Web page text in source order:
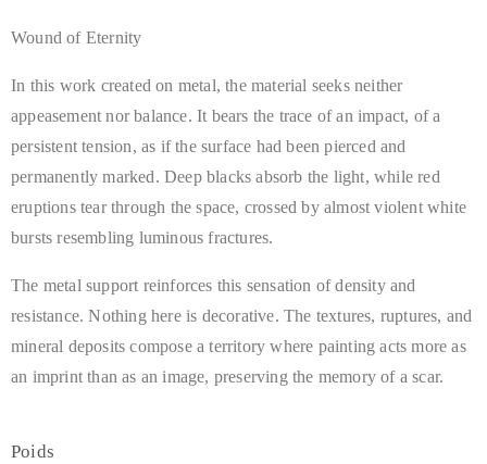
Wound of Eternity
In this work created on metal, the material seeks neither
appeasement nor balance. It bears the trace of an impact, of a
persistent tension, as if the surface had been pierced and
permanently marked. Deep blacks absorb the light, while red
eruptions tear through the space, crossed by almost violent white
bursts resembling luminous fractures.
The metal support reinforces this sensation of density and
resistance. Nothing here is decorative. The textures, ruptures, and
mineral deposits compose a territory where painting acts more as
an imprint than as an image, preserving the memory of a scar.
Poids